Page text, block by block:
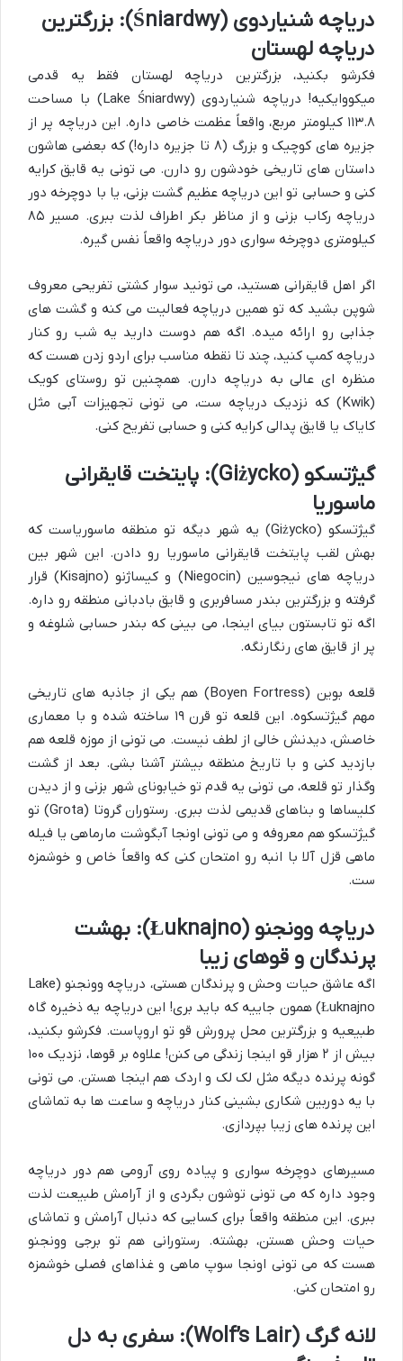
دریاچه شنیاردوی (Śniardwy): بزرگترین
دریاچه لهستان
فکرشو بکنید، بزرگترین دریاچه لهستان فقط یه قدمی
میکووایکیه! دریاچه شنیاردوی (Lake Śniardwy) با مساحت
۱۱۳.۸ کیلومتر مربع، واقعاً عظمت خاصی داره. این دریاچه پر از
جزیره های کوچیک و بزرگ (۸ تا جزیره داره!) که بعضی هاشون
داستان های تاریخی خودشون رو دارن. می تونی یه قایق کرایه
کنی و حسابی تو این دریاچه عظیم گشت بزنی، یا با دوچرخه دور
دریاچه رکاب بزنی و از مناظر بکر اطراف لذت ببری. مسیر ۸۵
کیلومتری دوچرخه سواری دور دریاچه واقعاً نفس گیره.
اگر اهل قایقرانی هستید، می تونید سوار کشتی تفریحی معروف
شوپن بشید که تو همین دریاچه فعالیت می کنه و گشت های
جذابی رو ارائه میده. اگه هم دوست دارید یه شب رو کنار
دریاچه کمپ کنید، چند تا نقطه مناسب برای اردو زدن هست که
منظره ای عالی به دریاچه دارن. همچنین تو روستای کویک
(Kwik) که نزدیک دریاچه ست، می تونی تجهیزات آبی مثل
کایاک یا قایق پدالی کرایه کنی و حسابی تفریح کنی.
گیژتسکو (Giżycko): پایتخت قایقرانی
ماسوریا
گیژتسکو (Giżycko) یه شهر دیگه تو منطقه ماسوریاست که
بهش لقب پایتخت قایقرانی ماسوریا رو دادن. این شهر بین
دریاچه های نیجوسین (Niegocin) و کیساژنو (Kisajno) قرار
گرفته و بزرگترین بندر مسافربری و قایق بادبانی منطقه رو داره.
اگه تو تابستون بیای اینجا، می بینی که بندر حسابی شلوغه و
پر از قایق های رنگارنگه.
قلعه بوین (Boyen Fortress) هم یکی از جاذبه های تاریخی
مهم گیژتسکوه. این قلعه تو قرن ۱۹ ساخته شده و با معماری
خاصش، دیدنش خالی از لطف نیست. می تونی از موزه قلعه هم
بازدید کنی و با تاریخ منطقه بیشتر آشنا بشی. بعد از گشت
وگذار تو قلعه، می تونی یه قدم تو خیابونای شهر بزنی و از دیدن
کلیساها و بناهای قدیمی لذت ببری. رستوران گروتا (Grota) تو
گیژتسکو هم معروفه و می تونی اونجا آبگوشت مارماهی یا فیله
ماهی قزل آلا با انبه رو امتحان کنی که واقعاً خاص و خوشمزه
ست.
دریاچه وونجنو (Łuknajno): بهشت
پرندگان و قوهای زیبا
اگه عاشق حیات وحش و پرندگان هستی، دریاچه وونجنو (Lake
Łuknajno) همون جاییه که باید بری! این دریاچه یه ذخیره گاه
طبیعیه و بزرگترین محل پرورش قو تو اروپاست. فکرشو بکنید،
بیش از ۲ هزار قو اینجا زندگی می کنن! علاوه بر قوها، نزدیک ۱۰۰
گونه پرنده دیگه مثل لک لک و اردک هم اینجا هستن. می تونی
با یه دوربین شکاری بشینی کنار دریاچه و ساعت ها به تماشای
این پرنده های زیبا بپردازی.
مسیرهای دوچرخه سواری و پیاده روی آرومی هم دور دریاچه
وجود داره که می تونی توشون بگردی و از آرامش طبیعت لذت
ببری. این منطقه واقعاً برای کسایی که دنبال آرامش و تماشای
حیات وحش هستن، بهشته. رستورانی هم تو برجی وونجنو
هست که می تونی اونجا سوپ ماهی و غذاهای فصلی خوشمزه
رو امتحان کنی.
لانه گرگ (Wolf’s Lair): سفری به دل